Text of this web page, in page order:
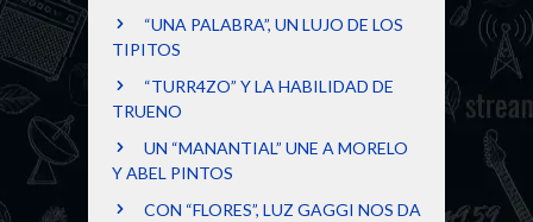
“UNA PALABRA”, UN LUJO DE LOS
TIPITOS
“TURR4ZO” Y LA HABILIDAD DE
TRUENO
UN “MANANTIAL” UNE A MORELO
Y ABEL PINTOS
CON “FLORES”, LUZ GAGGI NOS DA